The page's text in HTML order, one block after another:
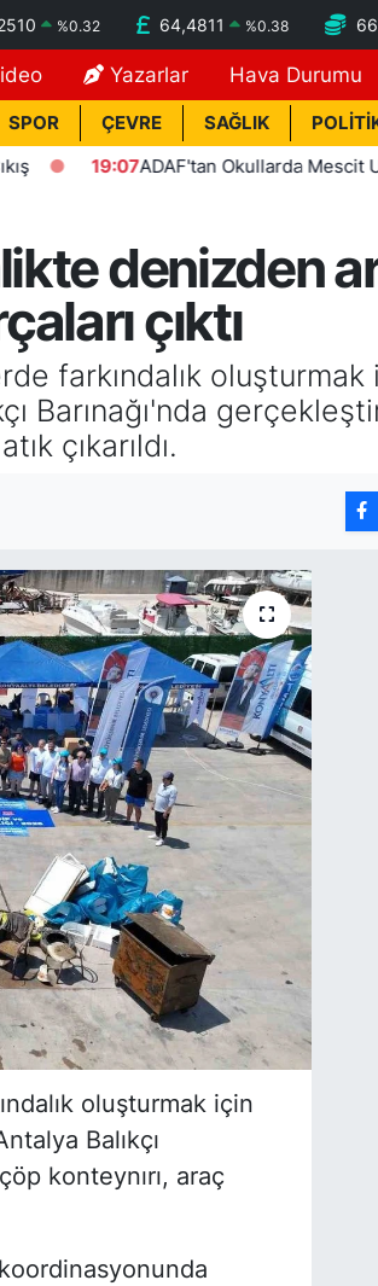
%0.32 64,4811 %0.38
Yazarlar Hava Durumu
SPOR ÇEVRE SAĞLIK
19:07 ADAF'tan Okullarda Mescit
denizden
çıktı
farkındalık oluşturmak
Barınağı'nda
çıkarıldı.
oluşturmak için
Balıkçı
konteynırı, araç